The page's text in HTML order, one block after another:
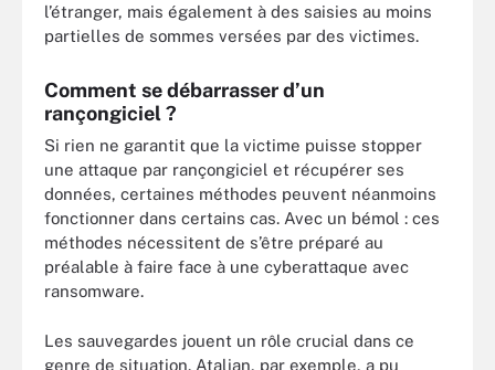
l’étranger, mais également à des saisies au moins
partielles de sommes versées par des victimes.
Comment se débarrasser d’un
rançongiciel ?
Si rien ne garantit que la victime puisse stopper
une attaque par rançongiciel et récupérer ses
données, certaines méthodes peuvent néanmoins
fonctionner dans certains cas. Avec un bémol : ces
méthodes nécessitent de s’être préparé au
préalable à faire face à une cyberattaque avec
ransomware.
Les sauvegardes jouent un rôle crucial dans ce
genre de situation. Atalian, par exemple, a pu